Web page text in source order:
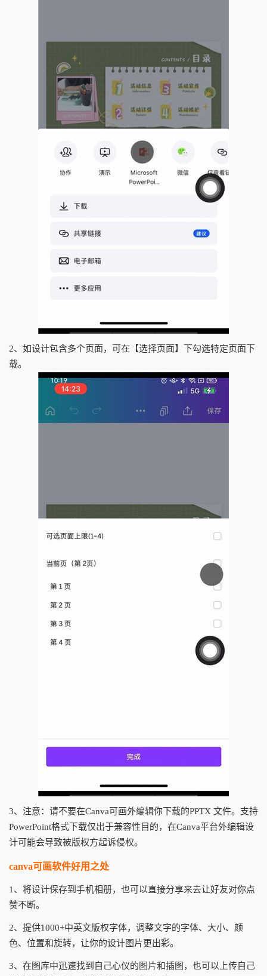
2、如设计包含多个页面，可在【选择页面】下勾选特定页面下
载。
3、注意：请不要在Canva可画外编辑你下载的PPTX 文件。支持
PowerPoint格式下载仅出于兼容性目的，在Canva平台外编辑设
计可能会导致被版权方起诉侵权。
canva可画软件好用之处
1、将设计保存到手机相册，也可以直接分享来去让好友对你点
赞不断。
2、提供1000+中英文版权字体，调整文字的字体、大小、颜
色、位置和旋转，让你的设计图片更出彩。
3、在图库中迅速找到自己心仪的图片和插图，也可以上传自己